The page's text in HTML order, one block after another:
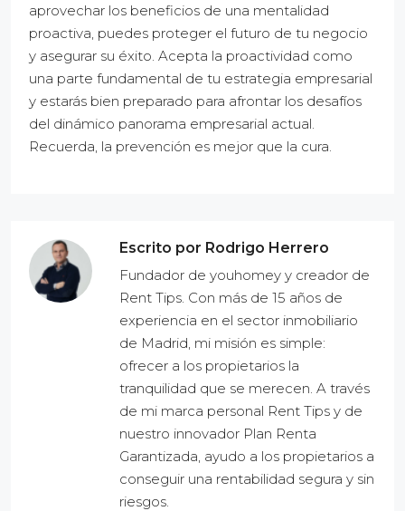
aprovechar los beneficios de una mentalidad
proactiva, puedes proteger el futuro de tu negocio
y asegurar su éxito. Acepta la proactividad como
una parte fundamental de tu estrategia empresarial
y estarás bien preparado para afrontar los desafíos
del dinámico panorama empresarial actual.
Recuerda, la prevención es mejor que la cura.
Escrito por Rodrigo Herrero
Fundador de youhomey y creador de
Rent Tips. Con más de 15 años de
experiencia en el sector inmobiliario
de Madrid, mi misión es simple:
ofrecer a los propietarios la
tranquilidad que se merecen. A través
de mi marca personal Rent Tips y de
nuestro innovador Plan Renta
Garantizada, ayudo a los propietarios a
conseguir una rentabilidad segura y sin
riesgos.